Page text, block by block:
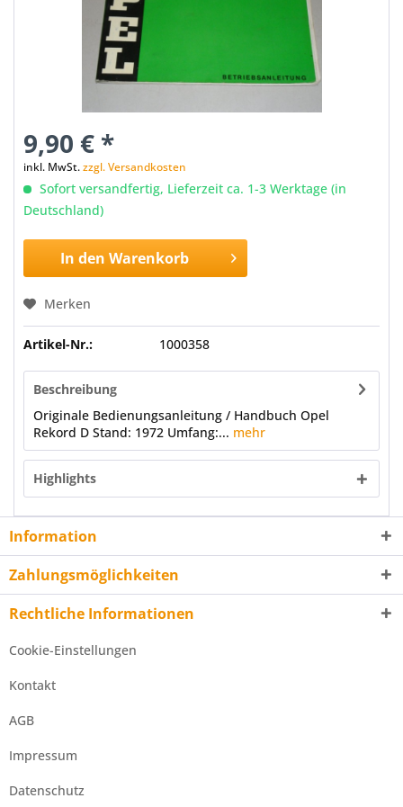
9,90 € *
inkl. MwSt.zzgl. Versandkosten
Sofort versandfertig, Lieferzeit ca. 1-3 Werktage (in
Deutschland)
In den Warenkorb
Merken
Artikel-Nr.: 1000358
Beschreibung
Originale Bedienungsanleitung / Handbuch Opel
Rekord D Stand: 1972 Umfang:... mehr
Highlights
Information
Zahlungsmöglichkeiten
Rechtliche Informationen
Cookie-Einstellungen
Kontakt
AGB
Impressum
Datenschutz